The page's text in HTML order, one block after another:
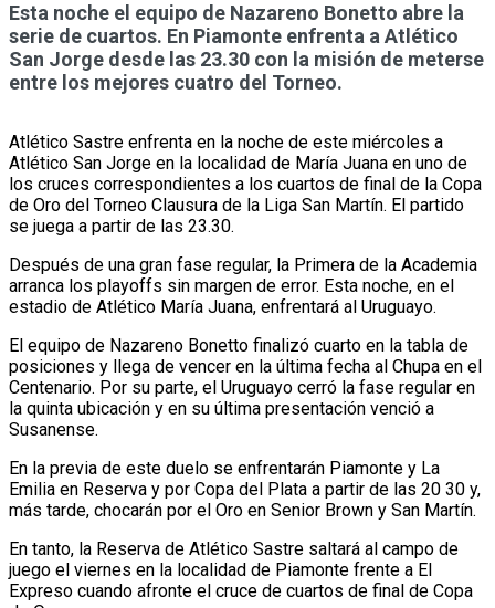
Esta noche el equipo de Nazareno Bonetto abre la
serie de cuartos. En Piamonte enfrenta a Atlético
San Jorge desde las 23.30 con la misión de meterse
entre los mejores cuatro del Torneo.
Atlético Sastre enfrenta en la noche de este miércoles a
Atlético San Jorge en la localidad de María Juana en uno de
los cruces correspondientes a los cuartos de final de la Copa
de Oro del Torneo Clausura de la Liga San Martín. El partido
se juega a partir de las 23.30.
Después de una gran fase regular, la Primera de la Academia
arranca los playoffs sin margen de error. Esta noche, en el
estadio de Atlético María Juana, enfrentará al Uruguayo.
El equipo de Nazareno Bonetto finalizó cuarto en la tabla de
posiciones y llega de vencer en la última fecha al Chupa en el
Centenario. Por su parte, el Uruguayo cerró la fase regular en
la quinta ubicación y en su última presentación venció a
Susanense.
En la previa de este duelo se enfrentarán Piamonte y La
Emilia en Reserva y por Copa del Plata a partir de las 20 30 y,
más tarde, chocarán por el Oro en Senior Brown y San Martín.
En tanto, la Reserva de Atlético Sastre saltará al campo de
juego el viernes en la localidad de Piamonte frente a El
Expreso cuando afronte el cruce de cuartos de final de Copa